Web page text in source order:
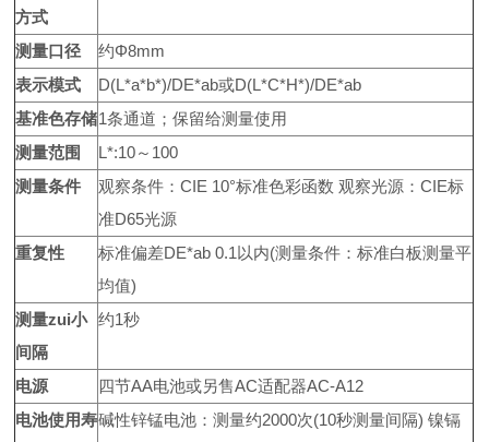
方式
测量口径
约Φ8mm
表示模式
D(L*a*b*)/DE*ab或D(L*C*H*)/DE*ab
基准色存储1条通道；保留给测量使用
测量范围
L*:10～100
测量条件
观察条件：CIE 10°标准色彩函数 观察光源：CIE标
准D65光源
重复性
标准偏差DE*ab 0.1以内(测量条件：标准白板测量平
均值)
测量zui小
间隔
约1秒
电源
四节AA电池或另售AC适配器AC-A12
电池使用寿碱性锌锰电池：测量约2000次(10秒测量间隔) 镍镉